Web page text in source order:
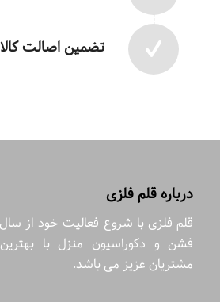
تضمین اصالت کالا
درباره قلم فلزی
فشن و دکوراسیون منزل با
مشتریان عزیز می باشد.